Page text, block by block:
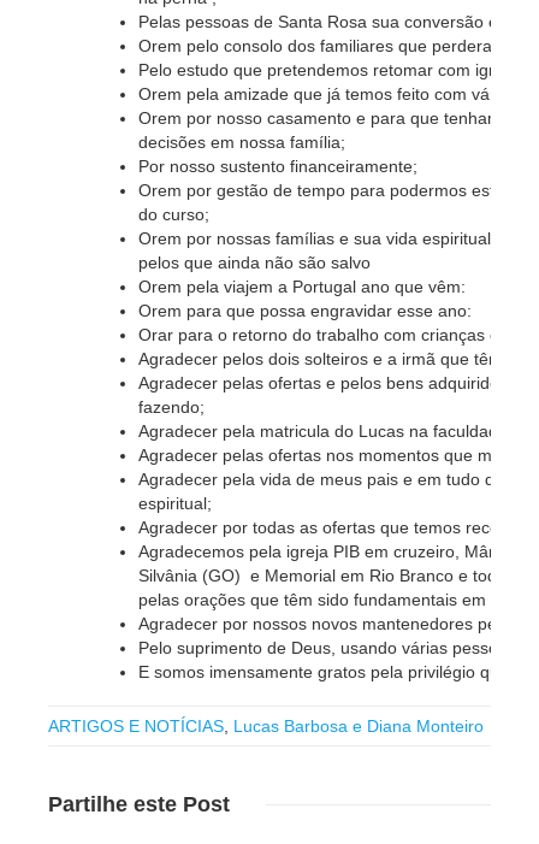
Pelas pessoas de Santa Rosa sua conversão e
Orem pelo consolo dos familiares que perderam
Pelo estudo que pretendemos retomar com igreja
Orem pela amizade que já temos feito com várias
Orem por nosso casamento e para que tenhamos
decisões em nossa família;
Por nosso sustento financeiramente;
Orem por gestão de tempo para podermos
do curso;
Orem por nossas famílias e sua vida espiritual,
pelos que ainda não são salvo
Orem pela viajem a Portugal ano que vêm:
Orem para que possa engravidar esse ano:
Orar para o retorno do trabalho com crianças e
Agradecer pelos dois solteiros e a irmã que têm
Agradecer pelas ofertas e pelos bens adquiridos e
fazendo;
Agradecer pela matricula do Lucas na faculdade de
Agradecer pelas ofertas nos momentos que mais
Agradecer pela vida de meus pais e em tudo que
espiritual;
Agradecer por todas as ofertas que temos
Agradecemos pela igreja PIB em cruzeiro, Mâncio
Silvânia (GO) e Memorial em Rio Branco e todos
pelas orações que têm sido fundamentais em
Agradecer por nossos novos mantenedores pela
Pelo suprimento de Deus, usando várias pessoas;
E somos imensamente gratos pela privilégio que
ARTIGOS E NOTÍCIAS Lucas Barbosa e Diana Monteiro
Partilhe este Post